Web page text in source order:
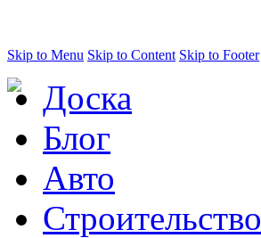
Skip to Menu Skip to Content Skip to Footer
Доска
Блог
Авто
Строительство